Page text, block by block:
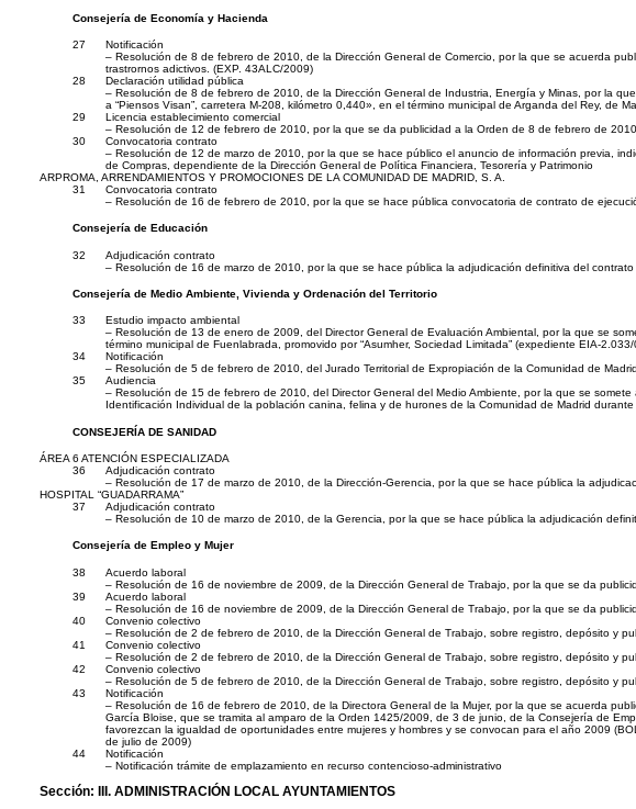
Consejería de Economía y Hacienda
27
Notificación
– Resolución de 8 de febrero de 2010, de la Dirección General de Comercio, por la que se acuerda
trastrornos adictivos. (EXP. 43ALC/2009)
28
Declaración utilidad pública
– Resolución de 8 de febrero de 2010, de la Dirección General de Industria, Energía y Minas, por la
a “Piensos Visan”, carretera M-208, kilómetro 0,440», en el término municipal de Arganda del Rey, de
29
Licencia establecimiento comercial
– Resolución de 12 de febrero de 2010, por la que se da publicidad a la Orden de 8 de febrero de
30
Convocatoria contrato
– Resolución de 12 de marzo de 2010, por la que se hace público el anuncio de información previa,
de Compras, dependiente de la Dirección General de Política Financiera, Tesorería y Patrimonio
ARPROMA, ARRENDAMIENTOS Y PROMOCIONES DE LA COMUNIDAD DE MADRID, S. A.
31
Convocatoria contrato
– Resolución de 16 de febrero de 2010, por la que se hace pública convocatoria de contrato de
Consejería de Educación
32
Adjudicación contrato
– Resolución de 16 de marzo de 2010, por la que se hace pública la adjudicación definitiva del
Consejería de Medio Ambiente, Vivienda y Ordenación del Territorio
33
Estudio impacto ambiental
– Resolución de 13 de enero de 2009, del Director General de Evaluación Ambiental, por la que se
término municipal de Fuenlabrada, promovido por “Asumher, Sociedad Limitada” (expediente EIA-2.033/
34
Notificación
– Resolución de 5 de febrero de 2010, del Jurado Territorial de Expropiación de la Comunidad de
35
Audiencia
– Resolución de 15 de febrero de 2010, del Director General del Medio Ambiente, por la que se
Identificación Individual de la población canina, felina y de hurones de la Comunidad de Madrid
CONSEJERÍA DE SANIDAD
ÁREA 6 ATENCIÓN ESPECIALIZADA
36
Adjudicación contrato
– Resolución de 17 de marzo de 2010, de la Dirección-Gerencia, por la que se hace pública la
HOSPITAL “GUADARRAMA”
37
Adjudicación contrato
– Resolución de 10 de marzo de 2010, de la Gerencia, por la que se hace pública la adjudicación
Consejería de Empleo y Mujer
38
Acuerdo laboral
– Resolución de 16 de noviembre de 2009, de la Dirección General de Trabajo, por la que se da
39
Acuerdo laboral
– Resolución de 16 de noviembre de 2009, de la Dirección General de Trabajo, por la que se da
40
Convenio colectivo
– Resolución de 2 de febrero de 2010, de la Dirección General de Trabajo, sobre registro, depósito y
41
Convenio colectivo
– Resolución de 2 de febrero de 2010, de la Dirección General de Trabajo, sobre registro, depósito y
42
Convenio colectivo
– Resolución de 5 de febrero de 2010, de la Dirección General de Trabajo, sobre registro, depósito y
43
Notificación
– Resolución de 16 de febrero de 2010, de la Directora General de la Mujer, por la que se acuerda
García Bloise, que se tramita al amparo de la Orden 1425/2009, de 3 de junio, de la Consejería de
favorezcan la igualdad de oportunidades entre mujeres y hombres y se convocan para el año 2009
de julio de 2009)
44
Notificación
– Notificación trámite de emplazamiento en recurso contencioso-administrativo
Sección: III. ADMINISTRACIÓN LOCAL AYUNTAMIENTOS